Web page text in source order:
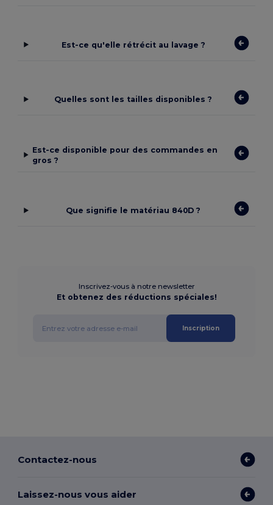
Est-ce qu'elle rétrécit au lavage ?
Quelles sont les tailles disponibles ?
Est-ce disponible pour des commandes en
gros ?
Que signifie le matériau 840D ?
Inscrivez-vous à notre newsletter
Et obtenez des réductions spéciales!
Inscription
Contactez-nous
Laissez-nous vous aider